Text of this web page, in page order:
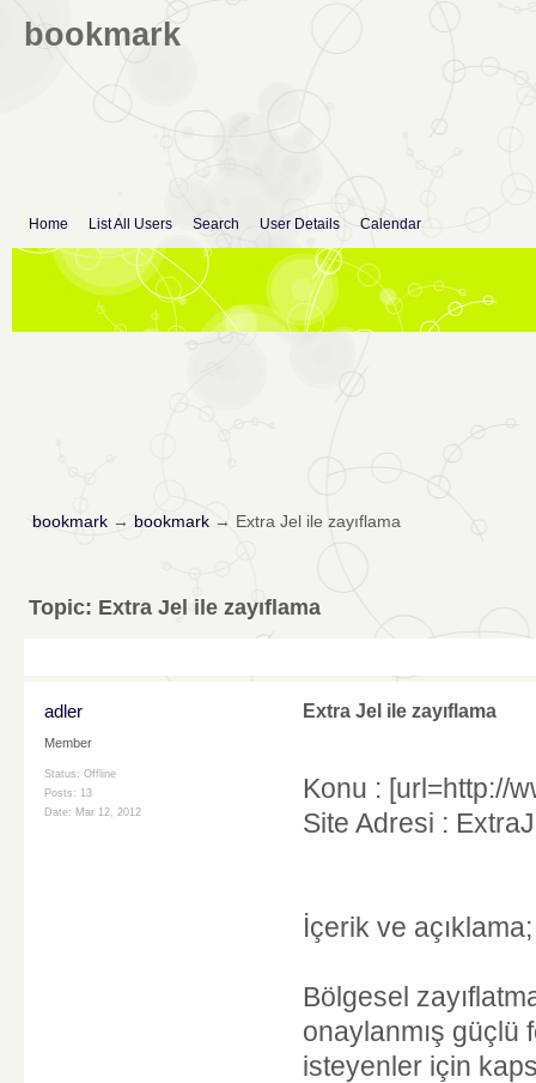
bookmark
Home List All Users Search User Details Calendar
bookmark→ bookmark→ Extra Jel ile zayıflama
Topic: Extra Jel ile zayıflama
adler
Member
Status: Offline
Posts: 13
Date: Mar 12, 2012
Extra Jel ile zayıflama
Konu : [url=http://
Site Adresi :
İçerik ve açıklama;
Bölgesel
onaylanmış güçlü
isteyenler için